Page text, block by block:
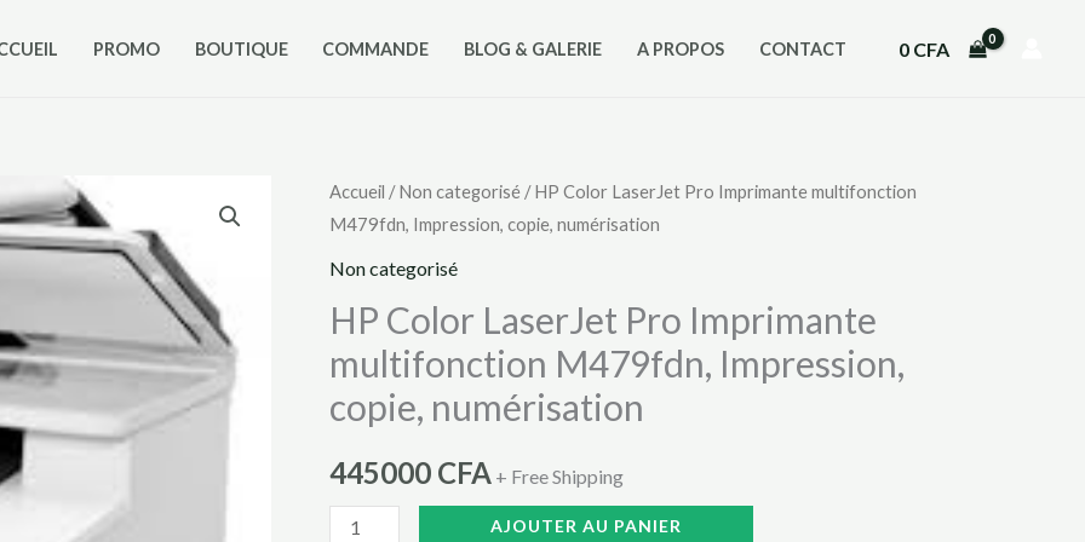
PROMO BOUTIQUE COMMANDE BLOG & GALERIE A PROPOS CONTACT 0 CFA
Accueil /Non categorisé / HP Color LaserJet Pro Imprimante multifonction
M479fdn, Impression, copie, numérisation
Non categorisé
HP Color LaserJet Pro Imprimante
multifonction M479fdn, Impression,
copie, numérisation
445000 CFA + Free Shipping
quantité
de
HP
LaserJet
Pro
Imprimante
M479fdn,
Impression,
AJOUTER AU PANIER